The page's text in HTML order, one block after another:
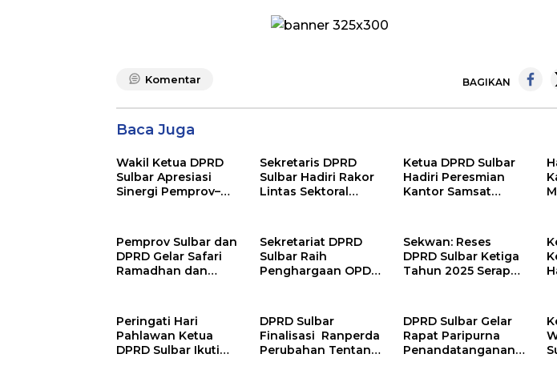
Komentar BAGIKAN
Baca Juga
Wakil Ketua DPRD
Sulbar Apresiasi
Sinergi Pemprov–
Sekretaris DPRD
Sulbar Hadiri Rakor
Lintas Sektoral
Ketua DPRD Sulbar
Hadiri Peresmian
Kantor Samsat
Pemprov Sulbar dan
DPRD Gelar Safari
Ramadhan dan
Pasangkayu
Sekretariat DPRD
Sulbar Raih
Penghargaan OPD
Sekwan: Reses
DPRD Sulbar Ketiga
Tahun 2025 Serap
Pembangunan
Tepat Sasaran
Peringati Hari
Pahlawan Ketua
DPRD Sulbar Ikuti
DPRD Sulbar
Finalisasi Ranperda
Perubahan Tentang
DPRD Sulbar Gelar
Rapat Paripurna
Penandatanganan